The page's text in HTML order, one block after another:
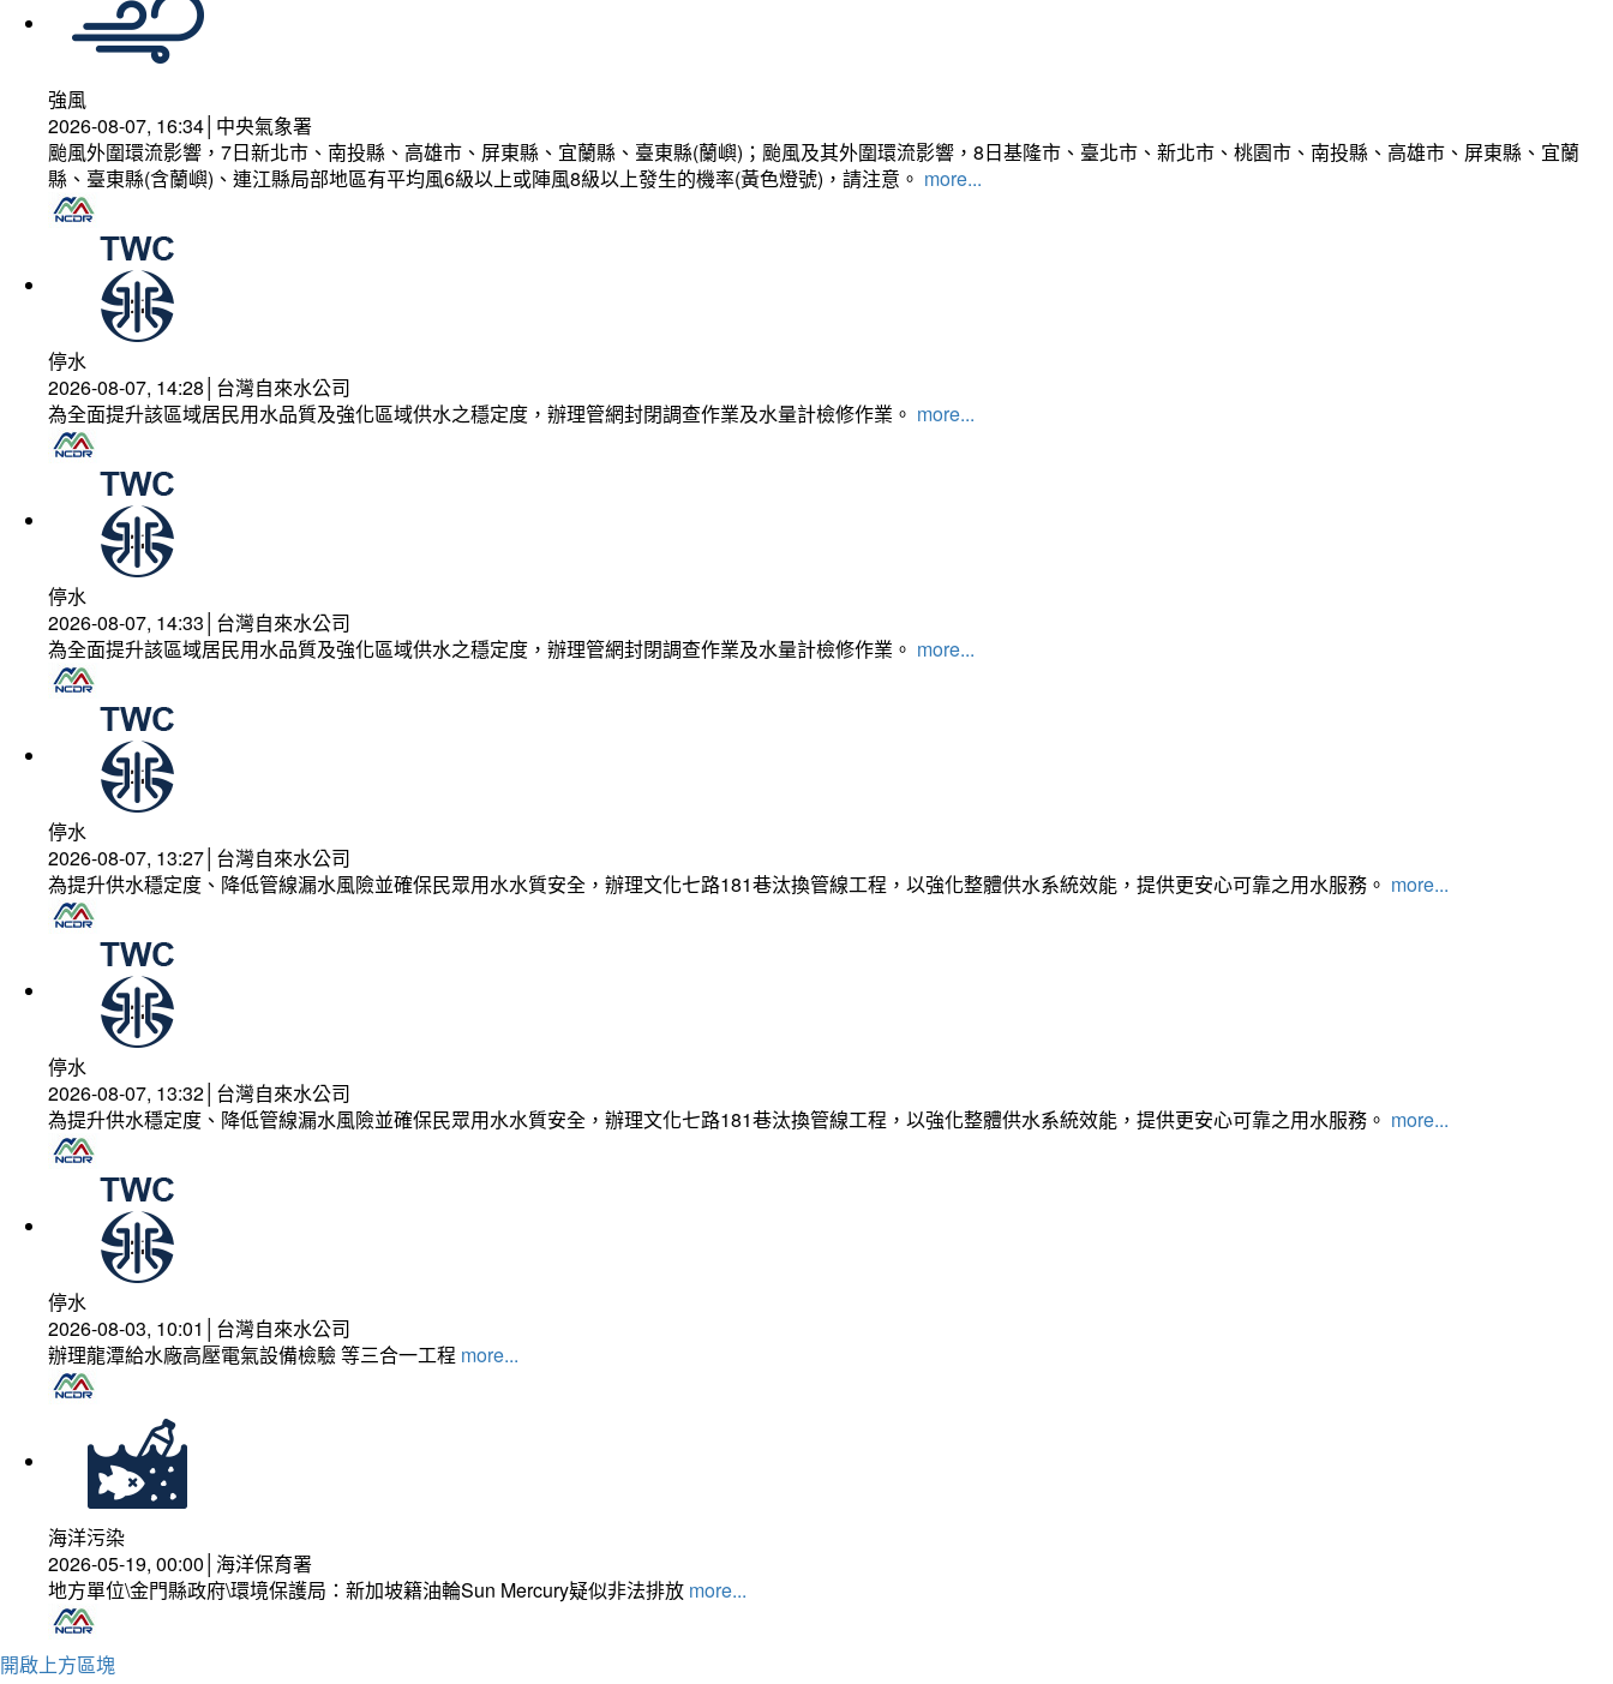
強風
2026-08-07, 16:34│中央氣象署
颱風外圍環流影響，7日新北市、南投縣、高雄市、屏東縣、宜蘭縣、臺東縣(蘭嶼)；颱風及其外圍環流影響，8日基隆市、臺北市、新北市、桃園市、南投縣、高雄市、屏東縣、宜蘭
縣、臺東縣(含蘭嶼)、連江縣局部地區有平均風6級以上或陣風8級以上發生的機率(黃色燈號)，請注意。 more...
停水
2026-08-07, 14:28│台灣自來水公司
為全面提升該區域居民用水品質及強化區域供水之穩定度，辦理管網封閉調查作業及水量計檢修作業。 more...
停水
2026-08-07, 14:33│台灣自來水公司
為全面提升該區域居民用水品質及強化區域供水之穩定度，辦理管網封閉調查作業及水量計檢修作業。 more...
停水
2026-08-07, 13:27│台灣自來水公司
為提升供水穩定度、降低管線漏水風險並確保民眾用水水質安全，辦理文化七路181巷汰換管線工程，以強化整體供水系統效能，提供更安心可靠之用水服務。 more...
停水
2026-08-07, 13:32│台灣自來水公司
為提升供水穩定度、降低管線漏水風險並確保民眾用水水質安全，辦理文化七路181巷汰換管線工程，以強化整體供水系統效能，提供更安心可靠之用水服務。 more...
停水
2026-08-03, 10:01│台灣自來水公司
辦理龍潭給水廠高壓電氣設備檢驗 等三合一工程 more...
海洋污染
2026-05-19, 00:00│海洋保育署
地方單位\金門縣政府\環境保護局：新加坡籍油輪Sun Mercury疑似非法排放 more...
開啟上方區塊